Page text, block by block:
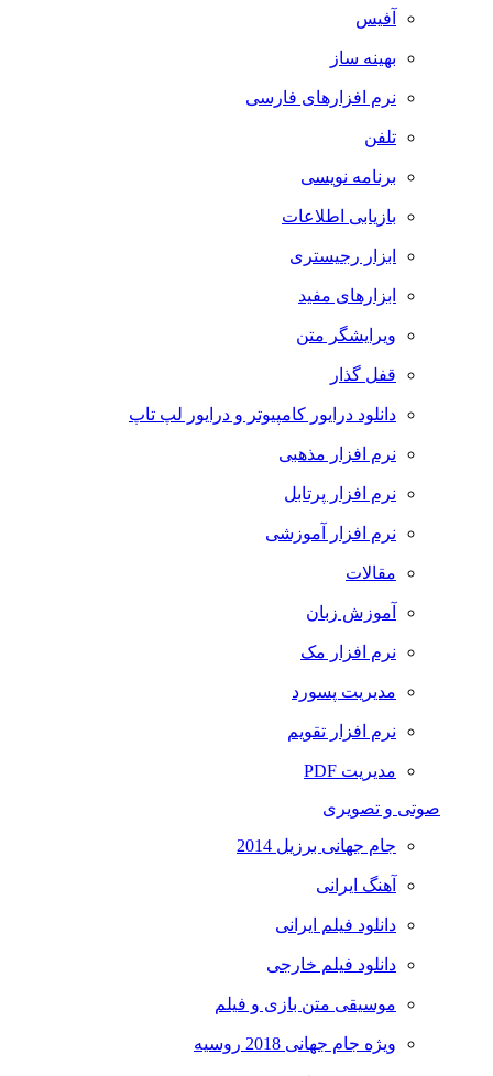
آفیس
بهینه ساز
نرم افزارهای فارسی
تلفن
برنامه نویسی
بازیابی اطلاعات
ابزار رجیستری
ابزارهای مفید
ویرایشگر متن
قفل گذار
دانلود درایور کامپیوتر و درایور لپ تاپ
نرم افزار مذهبی
نرم افزار پرتابل
نرم افزار آموزشی
مقالات
آموزش زبان
نرم افزار مک
مدیریت پسورد
نرم افزار تقویم
مدیریت PDF
صوتی و تصویری
جام جهانی برزیل 2014
آهنگ ایرانی
دانلود فیلم ایرانی
دانلود فیلم خارجی
موسیقی متن بازی و فیلم
ویژه جام جهانی 2018 روسیه